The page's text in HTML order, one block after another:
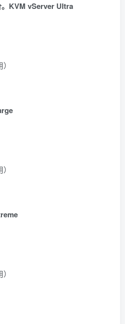
KVM vServer Ultra